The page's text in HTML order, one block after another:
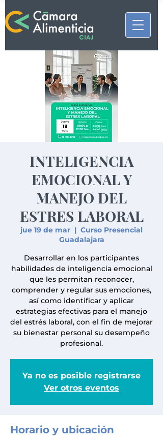
INTELIGENCIA
EMOCIONAL Y
MANEJO DEL
ESTRES LABORAL
jue 19 de mar
  |
Curso Presencial
Guadalajara
Desarrollar en los participantes
habilidades de inteligencia emocional
que les permitan reconocer,
comprender y regular sus emociones,
así como identificar y aplicar
estrategias efectivas para el manejo
del estrés laboral, con el fin de mejorar
su bienestar personal su desempeño
profesional.
Ya no es posible registrarse
Ver otros eventos
Horario y ubicación